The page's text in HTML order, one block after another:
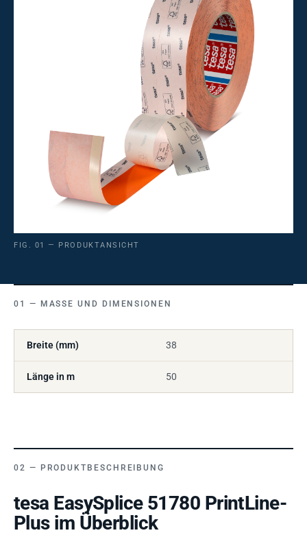
FIG. 01 — PRODUKTANSICHT
MASSE UND DIMENSIONEN
Breite (mm) 38
Länge in m 50
PRODUKTBESCHREIBUNG
tesa EasySplice 51780 PrintLine-
Plus im Überblick